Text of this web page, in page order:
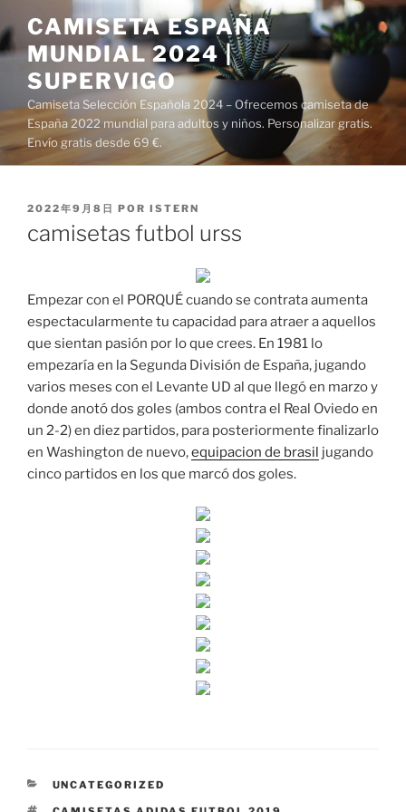
al
contenido
CAMISETA ESPAÑA
MUNDIAL 2024 |
SUPERVIGO
Camiseta Selección Española 2024 – Ofrecemos camiseta de
España 2022 mundial para adultos y niños. Personalizar gratis.
Envío gratis desde 69 €.
PUBLICADO
2022年9月8日 POR ISTERN
camisetas futbol urss
Empezar con el PORQUÉ cuando se contrata aumenta
espectacularmente tu capacidad para atraer a aquellos
que sientan pasión por lo que crees. En 1981 lo
empezaría en la Segunda División de España, jugando
varios meses con el Levante UD al que llegó en marzo y
donde anotó dos goles (ambos contra el Real Oviedo en
un 2-2) en diez partidos, para posteriormente finalizarlo
en Washington de nuevo,equipacion de brasil jugando
cinco partidos en los que marcó dos goles.
CATEGORÍAS
UNCATEGORIZED